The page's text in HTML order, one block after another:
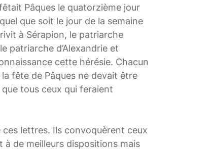
Pâques le quatorzième jour
que soit le jour de la semaine
à Sérapion, le patriarche
patriarche d’Alexandrie et
cette hérésie. Chacun
fête de Pâques ne devait être
tous ceux qui feraient
lettres. Ils convoquèrent ceux
de meilleurs dispositions mais